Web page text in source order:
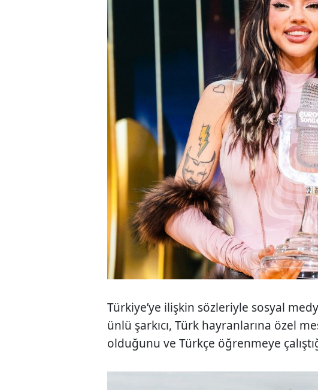
Türkiye’ye ilişkin sözleriyle sosyal
ünlü şarkıcı, Türk hayranlarına özel
olduğunu ve Türkçe öğrenmeye